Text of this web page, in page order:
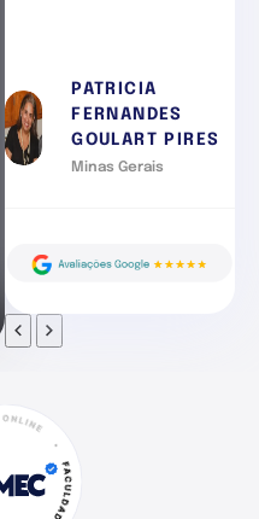
PATRICIA
FERNANDES
GOULART PIRES
Minas Gerais